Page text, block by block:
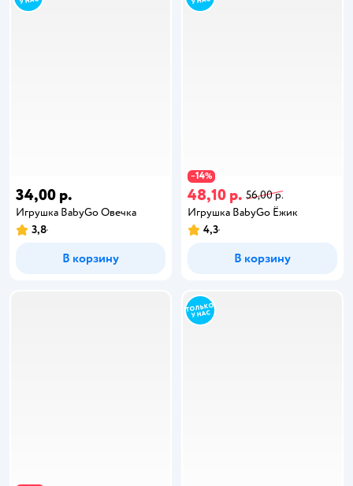
34,00 р.
Игрушка BabyGo Овечка
3,8
В корзину
−14%
48,10 р. 56,00 р.
Игрушка BabyGo Ёжик
4,3
В корзину